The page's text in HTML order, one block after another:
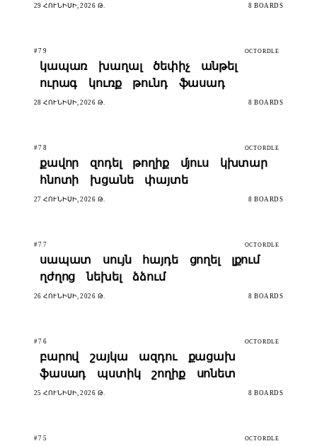
29 ՀՈՒՆԻՍԻ, 2026 Թ. 8 BOARDS
#79 OCTORDLE
կապառ խաղալ ծեփիչ
անթել
ուրագ
կուռք թունդ ֆասադ
28 ՀՈՒՆԻՍԻ, 2026 Թ. 8 BOARDS
#78 OCTORDLE
քավոր զոդել թողիք մյուս
կխտար
հնոտի
խցանե փայտե
27 ՀՈՒՆԻՍԻ, 2026 Թ. 8 BOARDS
#77 OCTORDLE
սապատ սույն հայդե ցողել
լքում
ղժղոց
նեխել ձձում
26 ՀՈՒՆԻՍԻ, 2026 Թ. 8 BOARDS
#76 OCTORDLE
բարով շայկա ազդու
քացախ
ֆասադ
պստիկ շողիք սոնետ
25 ՀՈՒՆԻՍԻ, 2026 Թ. 8 BOARDS
#75 OCTORDLE